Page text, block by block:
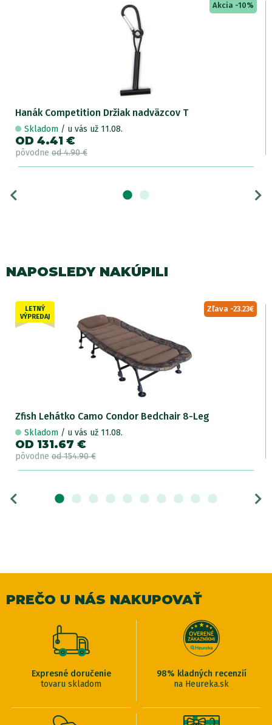
Akcia -10%
Hanák Competition Držiak nadväzcov T
Skladom / u vás už 11.08.
OD 4.41 €
pôvodne od 4.90 €
NAPOSLEDY NAKÚPILI
LETNÝ
VÝPREDAJ
Zľava -23.23€
Zfish Lehátko Camo Condor Bedchair 8-Leg
Skladom / u vás už 11.08.
OD 131.67 €
pôvodne od 154.90 €
PREČO U NÁS NAKUPOVAŤ
Expresné doručenie
tovaru skladom
98% kladných recenzií
na Heureka.sk